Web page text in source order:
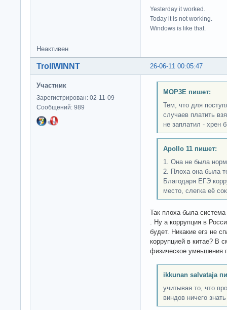
Yesterday it worked.
Today it is not working.
Windows is like that.
Неактивен
26-06-11 00:05:47
TrollWINNT
Участник
Зарегистрирован: 02-11-09
Сообщений: 989
MOP3E пишет:
Тем, что для
случаев платить
не заплатил - хрен
Apollo 11 пишет:
1. Она не была
2. Плоха она была
Благодаря ЕГЭ
место, слегка её
Так плоха была
. Ну а коррупция в
будет. Никакие егэ не
коррупцией в китае? В
физическое умеьшения
ikkunan salvataja
учитывая то, что
виндов ничего